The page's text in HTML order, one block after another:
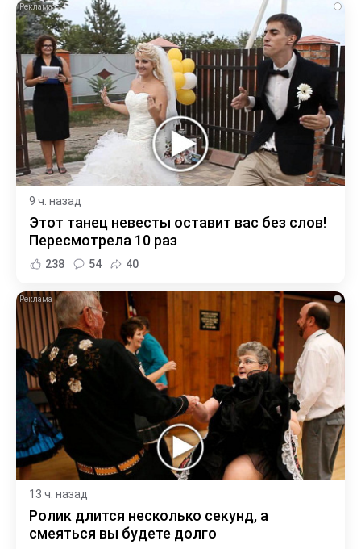
i
9 ч. назад
Этот танец невесты оставит вас без слов!
Пересмотрела 10 раз
238 54 40
i
13 ч. назад
Ролик длится несколько секунд, а
смеяться вы будете долго